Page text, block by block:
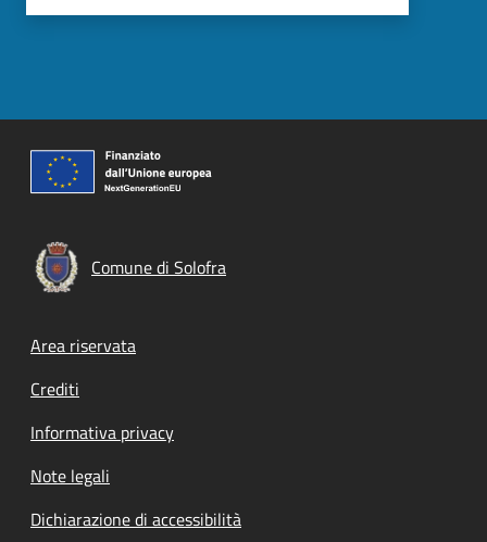
Comune di Solofra
Footer menu
Area riservata
Crediti
Informativa privacy
Note legali
Dichiarazione di accessibilità